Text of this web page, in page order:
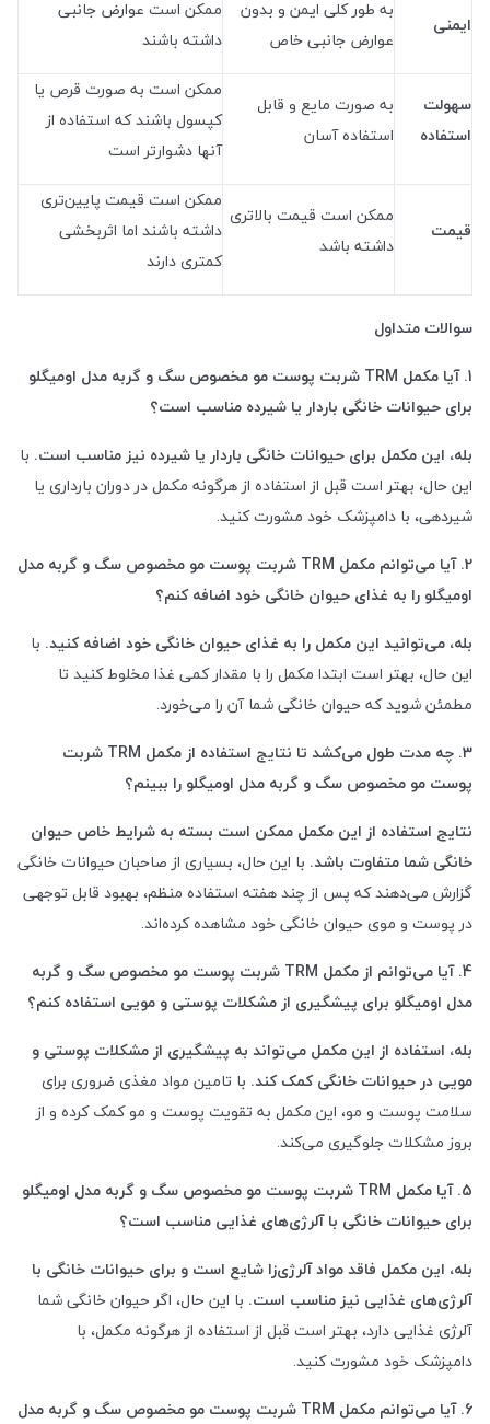
ایمنی
به طور کلی ایمن و بدون
عوارض جانبی خاص
ممکن است عوارض جانبی
داشته باشند
سهولت
استفاده
به صورت مایع و قابل
استفاده آسان
ممکن است به صورت قرص یا
کپسول باشند که استفاده از
آنها دشوارتر است
قیمت
ممکن است قیمت بالاتری
داشته باشد
ممکن است قیمت پایین‌تری
داشته باشند اما اثربخشی
کمتری دارند
سوالات متداول
1. آیا مکمل
TRM شربت پوست مو مخصوص سگ و گربه مدل اومیگلو
برای حیوانات خانگی باردار یا شیرده مناسب است؟
بله، این مکمل برای حیوانات خانگی باردار یا شیرده نیز مناسب است. با
این حال، بهتر است قبل از استفاده از هرگونه مکمل در دوران بارداری یا
شیردهی، با دامپزشک خود مشورت کنید.
2. آیا می‌توانم مکمل
TRM شربت پوست مو مخصوص سگ و گربه مدل
اومیگلو را به غذای حیوان خانگی خود اضافه کنم؟
بله، می‌توانید این مکمل را به غذای حیوان خانگی خود اضافه کنید. با
این حال، بهتر است ابتدا مکمل را با مقدار کمی غذا مخلوط کنید تا
مطمئن شوید که حیوان خانگی شما آن را می‌خورد.
3. چه مدت طول می‌کشد تا نتایج استفاده از مکمل
TRM شربت
پوست مو مخصوص سگ و گربه مدل اومیگلو را ببینم؟
نتایج استفاده از این مکمل ممکن است بسته به شرایط خاص حیوان
خانگی شما متفاوت باشد. با این حال، بسیاری از صاحبان حیوانات خانگی
گزارش می‌دهند که پس از چند هفته استفاده منظم، بهبود قابل توجهی
در پوست و موی حیوان خانگی خود مشاهده کرده‌اند.
4. آیا می‌توانم از مکمل
TRM شربت پوست مو مخصوص سگ و گربه
مدل اومیگلو برای پیشگیری از مشکلات پوستی و مویی استفاده کنم؟
بله، استفاده از این مکمل می‌تواند به پیشگیری از مشکلات پوستی و
مویی در حیوانات خانگی کمک کند. با تامین مواد مغذی ضروری برای
سلامت پوست و مو، این مکمل به تقویت پوست و مو کمک کرده و از
بروز مشکلات جلوگیری می‌کند.
5. آیا مکمل
TRM شربت پوست مو مخصوص سگ و گربه مدل اومیگلو
برای حیوانات خانگی با آلرژی‌های غذایی مناسب است؟
بله، این مکمل فاقد مواد آلرژی‌زا شایع است و برای حیوانات خانگی با
آلرژی‌های غذایی نیز مناسب است. با این حال، اگر حیوان خانگی شما
آلرژی غذایی دارد، بهتر است قبل از استفاده از هرگونه مکمل، با
دامپزشک خود مشورت کنید.
6. آیا می‌توانم مکمل
TRM شربت پوست مو مخصوص سگ و گربه مدل